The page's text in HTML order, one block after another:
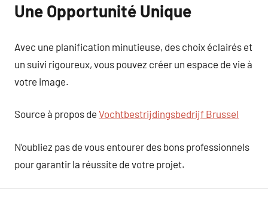
Une Opportunité Unique
Avec une planification minutieuse, des choix éclairés et
un suivi rigoureux, vous pouvez créer un espace de vie à
votre image.
Source à propos de Vochtbestrijdingsbedrijf Brussel
N’oubliez pas de vous entourer des bons professionnels
pour garantir la réussite de votre projet.